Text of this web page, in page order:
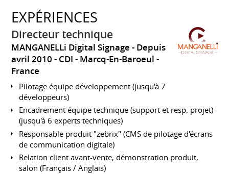
EXPÉRIENCES
Directeur technique
MANGANELLi Digital Signage
Depuis
avril 2010 CDI
Marcq-En-Baroeul
France
Pilotage équipe développement (jusqu'à 7
développeurs)
Encadrement équipe technique (support et resp. projet)
(jusqu'à 6 experts techniques)
Responsable produit "zebrix" (CMS de pilotage d'écrans
de communication digitale)
Relation client avant-vente, démonstration produit,
salon (Français / Anglais)